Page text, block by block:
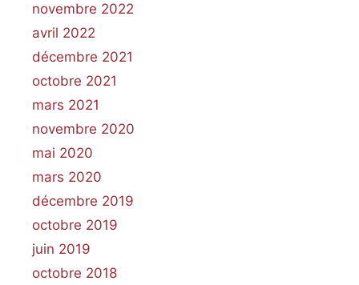
novembre 2022
avril 2022
décembre 2021
octobre 2021
mars 2021
novembre 2020
mai 2020
mars 2020
décembre 2019
octobre 2019
juin 2019
octobre 2018